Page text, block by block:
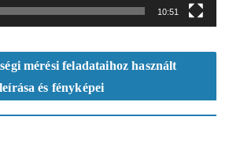
10:51
mérési feladataihoz használt
és fényképei